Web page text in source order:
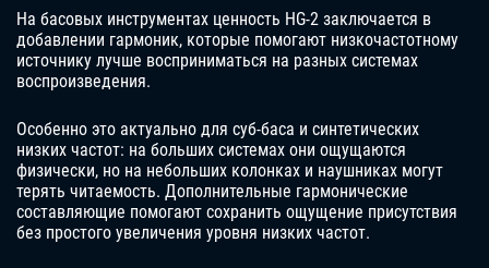
На басовых инструментах ценность HG-2 заключается в
добавлении гармоник, которые помогают низкочастотному
источнику лучше восприниматься на разных системах
воспроизведения.
Особенно это актуально для суб-баса и синтетических
низких частот: на больших системах они ощущаются
физически, но на небольших колонках и наушниках могут
терять читаемость. Дополнительные гармонические
составляющие помогают сохранить ощущение присутствия
без простого увеличения уровня низких частот.